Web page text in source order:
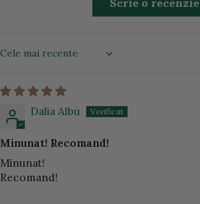
Scrie o recenzie
Sort by
Dalia Albu
Minunat! Recomand!
Minunat!
Recomand!